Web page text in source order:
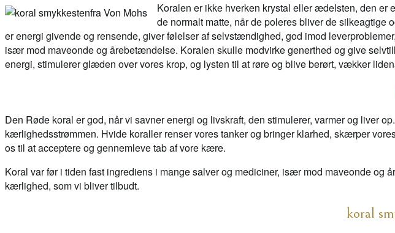
Koralen er ikke hverken krystal eller ædelsten, den er
de normalt matte, når de poleres bliver de
er energi givende og rensende, giver følelser af selvstændighed, god imod
især mod maveonde og årebetændelse. Koralen skulle modvirke generthed og give
energi, stimulerer glæden over vores krop, og lysten til at røre og blive berørt, vækker
Den Røde koral er god, når vi savner energi og livskraft, den stimulerer, varmer og liver
kærlighedsstrømmen. Hvide koraller renser vores tanker og bringer klarhed, skærper
os til at acceptere og gennemleve tab af vore kære.
Koral var før i tiden fast ingrediens i mange salver og mediciner, især mod maveonde
kærlighed, som vi bliver tilbudt.
koral